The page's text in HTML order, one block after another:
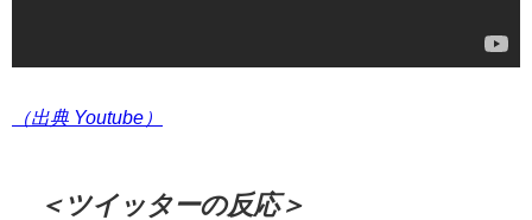
（出典 Youtube）
＜ツイッターの反応＞